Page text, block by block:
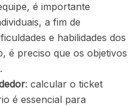
é importante
a fim de
e habilidades dos
é preciso que os objetivos
: calcular o ticket
é essencial para